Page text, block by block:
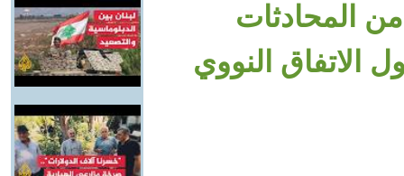
من المحادثات
الاتفاق النووي